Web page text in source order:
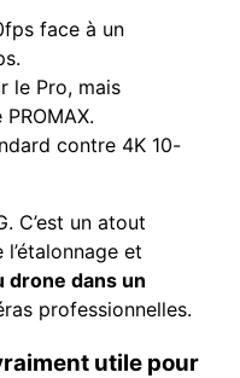
face à un
le Pro, mais
contre 4K 10-
C’est un atout
et
drone dans un
professionnelles.
utile pour